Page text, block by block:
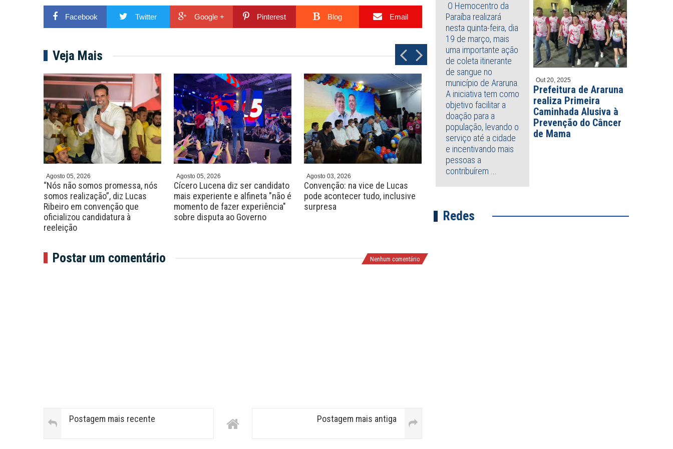
Facebook Twitter Google + Pinterest Blog Email
Veja Mais
Agosto 05, 2026
“Nós não somos promessa, nós
somos realização”, diz Lucas
Ribeiro em convenção que
oficializou candidatura à
reeleição
Agosto 05, 2026
Cícero Lucena diz ser candidato
mais experiente e alfineta "não é
momento de fazer experiência"
sobre disputa ao Governo
Agosto 03, 2026
Convenção: na vice de Lucas
pode acontecer tudo, inclusive
surpresa
Agosto 03, 2026
Federação Solidariedade/PRD
Nabor Wanderley
P
r
e
v
N
e
x
t
Postar um comentário Nenhum comentário
Postagem mais recente Postagem mais antiga
O Hemocentro da
Paraíba realizará
nesta quinta-feira, dia
19 de março, mais
uma importante ação
de coleta itinerante
de sangue no
município de Araruna.
A iniciativa tem como
objetivo facilitar a
doação para a
população, levando o
serviço até a cidade
e incentivando mais
pessoas a
contribuírem ...
Out 20, 2025
Prefeitura de Araruna
realiza Primeira
Caminhada Alusiva à
Prevenção do Câncer
de Mama
Redes